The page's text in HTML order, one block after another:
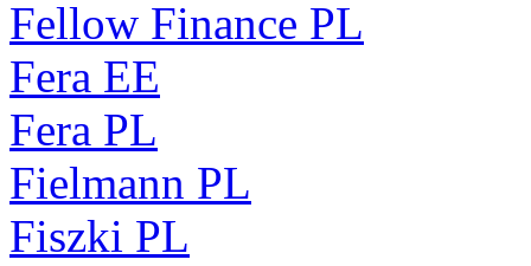
Fellow Finance PL
Fera EE
Fera PL
Fielmann PL
Fiszki PL